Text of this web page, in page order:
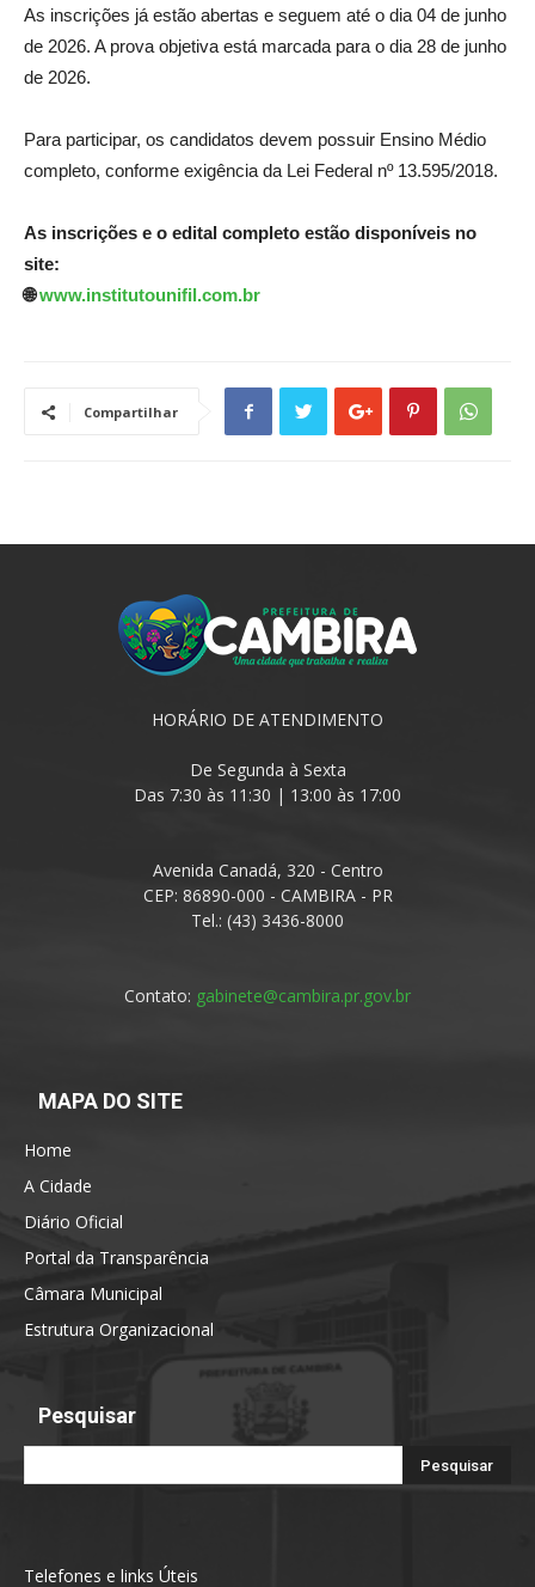
As inscrições já estão abertas e seguem até o dia 04 de junho
de 2026. A prova objetiva está marcada para o dia 28 de junho
de 2026.
Para participar, os candidatos devem possuir Ensino Médio
completo, conforme exigência da Lei Federal nº 13.595/2018.
As inscrições e o edital completo estão disponíveis no
site:
🌐www.institutounifil.com.br
Compartilhar
HORÁRIO DE ATENDIMENTO
De Segunda à Sexta
Das 7:30 às 11:30 | 13:00 às 17:00
Avenida Canadá, 320 - Centro
CEP: 86890-000 - CAMBIRA - PR
Tel.: (43) 3436-8000
Contato: gabinete@cambira.pr.gov.br
MAPA DO SITE
Home
A Cidade
Diário Oficial
Portal da Transparência
Câmara Municipal
Estrutura Organizacional
Pesquisar
Telefones e links Úteis